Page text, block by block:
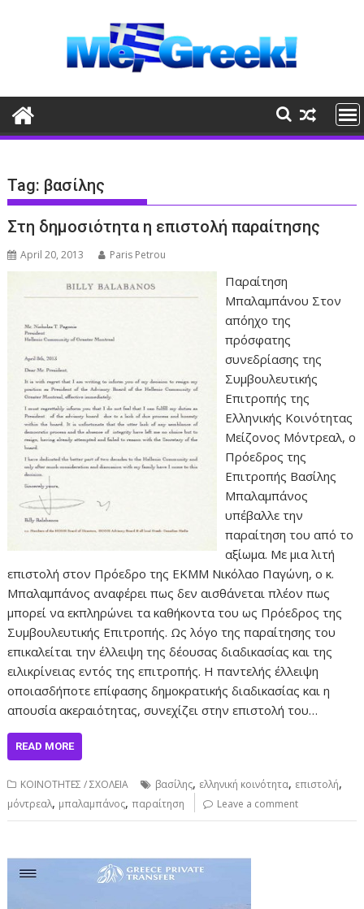
Tag: βασίλης
Στη δημοσιότητα η επιστολή παραίτησης
April 20, 2013 Paris Petrou
Παραίτηση
Μπαλαμπάνου Στον
απόηχο της
πρόσφατης
συνεδρίασης της
Συμβουλευτικής
Επιτροπής της
Ελληνικής Κοινότητας
Μείζονος Μόντρεαλ, ο
Πρόεδρος της
Επιτροπής Βασίλης
Μπαλαμπάνος
υπέβαλλε την
παραίτηση του από το
αξίωμα. Με μια λιτή
επιστολή στον Πρόεδρο της ΕΚΜΜ Νικόλαο Παγώνη, ο κ.
Μπαλαμπάνος αναφέρει πως δεν αισθάνεται πλέον πως
μπορεί να εκπληρώνει τα καθήκοντα του ως Πρόεδρος της
Συμβουλευτικής Επιτροπής. Ως λόγο της παραίτησης του
επικαλείται την έλλειψη της δέουσας διαδικασίας και της
ειλικρίνειας εντός της επιτροπής. Η παντελής έλλειψη
οποιασδήποτε επίφασης δημοκρατικής διαδικασίας και η
απουσία ακεραιότητας, συνεχίζει στην επιστολή του…
READ MORE
ΚΟΙΝΟΤΗΤΕΣ / ΣΧΟΛΕΙΑ βασίλης, ελληνική κοινότητα, επιστολή,
μόντρεαλ, μπαλαμπάνος,παραίτηση Leave a comment